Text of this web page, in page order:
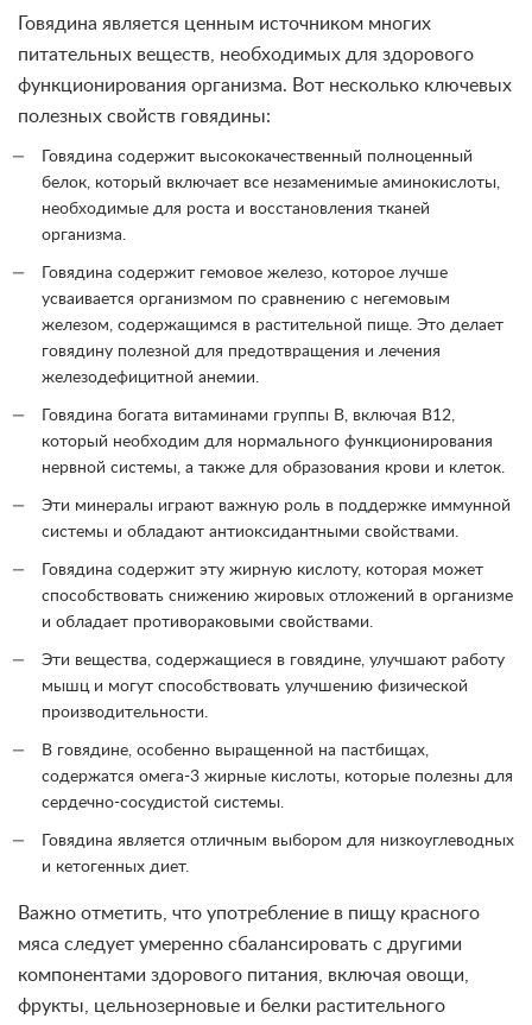
Говядина является ценным источником многих
питательных веществ, необходимых для здорового
функционирования организма. Вот несколько ключевых
полезных свойств говядины:
Говядина содержит высококачественный полноценный
белок, который включает все незаменимые аминокислоты,
необходимые для роста и восстановления тканей
организма.
Говядина содержит гемовое железо, которое лучше
усваивается организмом по сравнению с негемовым
железом, содержащимся в растительной пище. Это делает
говядину полезной для предотвращения и лечения
железодефицитной анемии.
Говядина богата витаминами группы B, включая B12,
который необходим для нормального функционирования
нервной системы, а также для образования крови и клеток.
Эти минералы играют важную роль в поддержке иммунной
системы и обладают антиоксидантными свойствами.
Говядина содержит эту жирную кислоту, которая может
способствовать снижению жировых отложений в организме
и обладает противораковыми свойствами.
Эти вещества, содержащиеся в говядине, улучшают работу
мышц и могут способствовать улучшению физической
производительности.
В говядине, особенно выращенной на пастбищах,
содержатся омега-3 жирные кислоты, которые полезны для
сердечно-сосудистой системы.
Говядина является отличным выбором для низкоуглеводных
и кетогенных диет.
Важно отметить, что употребление в пищу красного
мяса следует умеренно сбалансировать с другими
компонентами здорового питания, включая овощи,
фрукты, цельнозерновые и белки растительного